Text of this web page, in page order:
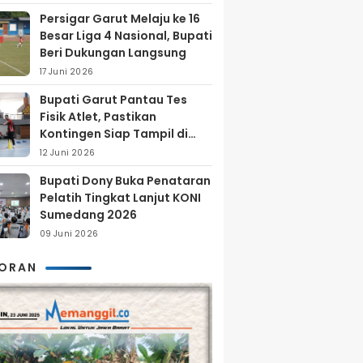
Persigar Garut Melaju ke 16
Besar Liga 4 Nasional, Bupati
Beri Dukungan Langsung
17 Juni 2026
Bupati Garut Pantau Tes
Fisik Atlet, Pastikan
Kontingen Siap Tampil di
Porprov 2026
12 Juni 2026
Bupati Dony Buka Penataran
Pelatih Tingkat Lanjut KONI
Sumedang 2026
09 Juni 2026